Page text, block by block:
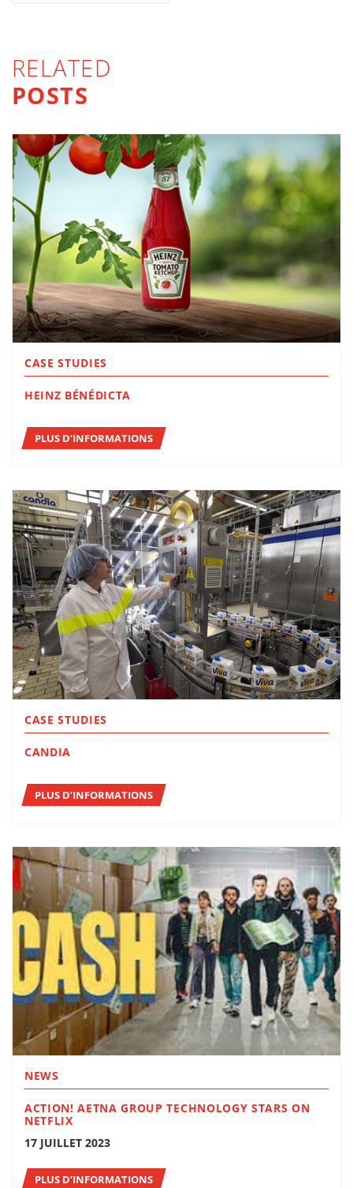
RELATED
POSTS
CASE STUDIES
HEINZ BÉNÉDICTA
PLUS D’INFORMATIONS
CASE STUDIES
CANDIA
PLUS D’INFORMATIONS
NEWS
ACTION! AETNA GROUP TECHNOLOGY STARS ON
NETFLIX
17 JUILLET 2023
PLUS D’INFORMATIONS